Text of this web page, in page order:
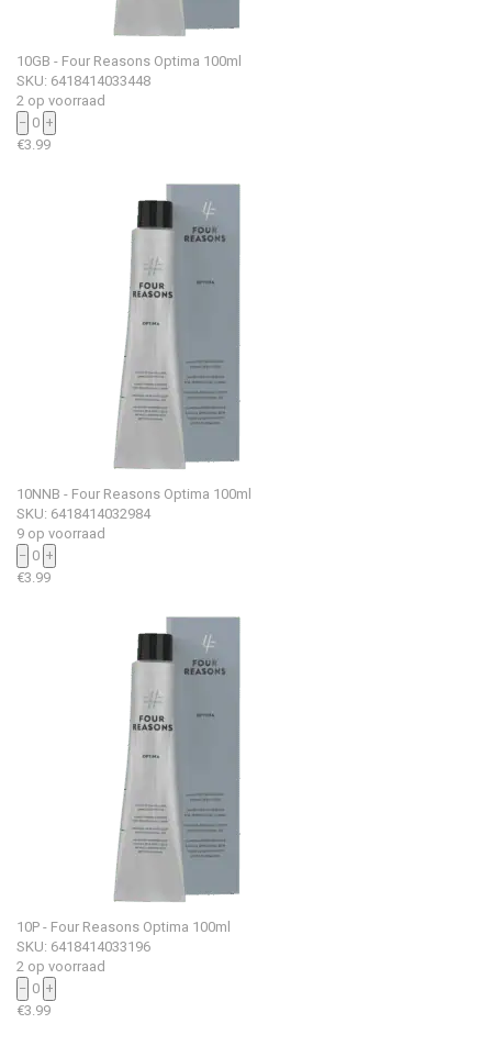
10GB - Four Reasons Optima 100ml
SKU: 6418414033448
2 op voorraad
− 0 +
€3.99
10NNB - Four Reasons Optima 100ml
SKU: 6418414032984
9 op voorraad
− 0 +
€3.99
10P - Four Reasons Optima 100ml
SKU: 6418414033196
2 op voorraad
− 0 +
€3.99